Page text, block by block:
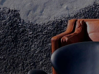
KUNDESERVICE
Kontakt os